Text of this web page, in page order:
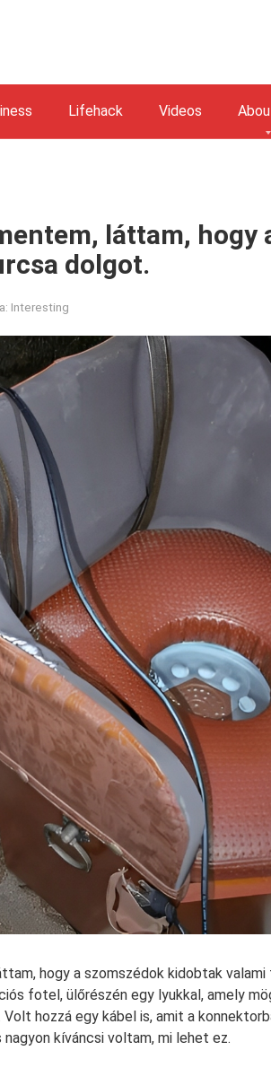
Lifehack Videos
láttam, hogy
dolgot.
Interesting
hogy a szomszédok kidobtak valami
fotel, ülőrészén egy lyukkal, amely
hozzá egy kábel is, amit a
kíváncsi voltam, mi lehet ez.